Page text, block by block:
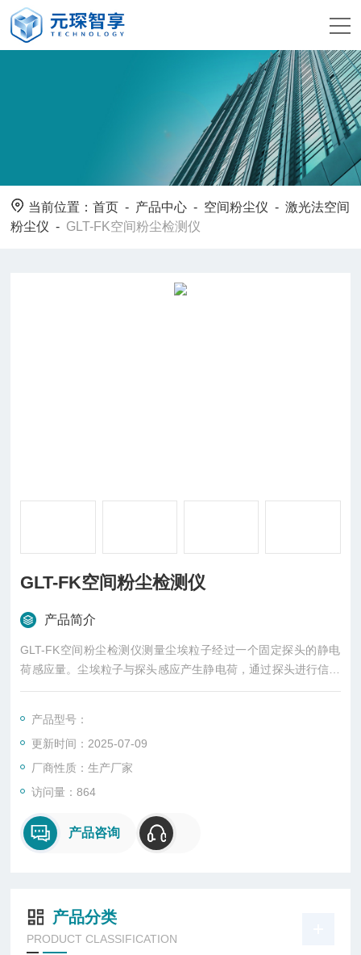
当前位置：首页 - 产品中心 - 空间粉尘仪 -激光法空间
粉尘仪 - GLT-FK空间粉尘检测仪
GLT-FK空间粉尘检测仪
产品简介
GLT-FK空间粉尘检测仪测量尘埃粒子经过一个固定探头的静电
荷感应量。尘埃粒子与探头感应产生静电荷，通过探头进行信号
放大并传送进监测控制系统。静电荷的大小与尘埃粒子的流量成
出，启动粉尘超标排放警报，同时用于连续记录粉尘粒子的总量
或浓度。
产品型号：
更新时间：2025-07-09
厂商性质：生产厂家
访问量：864
产品咨询
产品分类
PRODUCT CLASSIFICATION